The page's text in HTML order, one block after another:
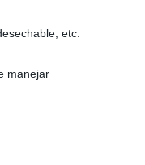
etc.
manejar